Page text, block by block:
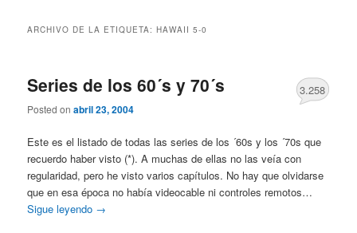
ARCHIVO DE LA ETIQUETA:HAWAII 5-0
Series de los 60´s y 70´s
Posted onabril 23, 2004
3.258
Este es el listado de todas las series de los ´60s y los ´70s que
recuerdo haber visto (*). A muchas de ellas no las veía con
regularidad, pero he visto varios capítulos. No hay que olvidarse
que en esa época no había videocable ni controles remotos…
Sigue leyendo →